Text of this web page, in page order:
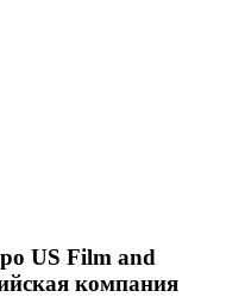
US Film and
компания